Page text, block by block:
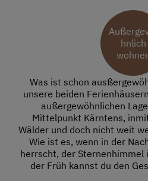
hnlich
Was ist schon
unsere beiden
außergewöhnlichen
Mittelpunkt Kärntens,
Wälder und doch nicht weit
Wie ist es, wenn in der
herrscht, der
der Früh kannst du den